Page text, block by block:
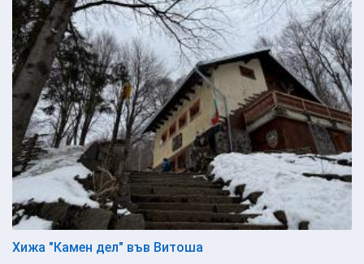
Хижа "Камен дел" във Витоша